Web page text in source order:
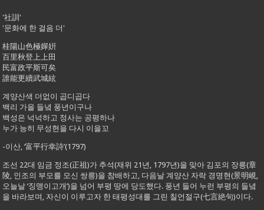
'社訓'
'문화에 한 걸음 더'
桂陽山色極嬋姸
百里秋登上上田
民富政平斯可矣
誰能更續武城絃
계양산색 더없이 곱디곱다
백리 가을 들녘 풍년이구나
백성은 넉넉하고 정사는 공평하나
누가 능히 무성현을 다시 이을꼬
-이산, ‘富平行幸詩’(1797)
조선 22대 임금 정조(正祖)가 추석(재위 21년, 1797년)을 맞아 김포의 장릉(章
陵, 인조의 부모를 모신 쌍릉)을 참배하고, 다음날 계양산 자락 경명현(景明峴,
오늘날 ‘징맹이고개’)을 넘어 부평 땅에 당도했다. 풍년 들어 누런 부평의 들녘
을 바라보며, 자신이 이루고자 한 태평성대를 그린 칠언절구(七言絶句)이다.